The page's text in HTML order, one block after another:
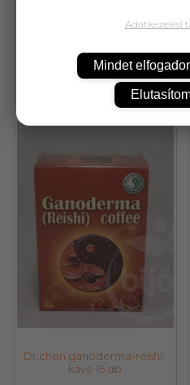
7 248,-
g
Dr.chen ganoderma-reishi-
kávé 15 db
Adatkezelési
Mindet